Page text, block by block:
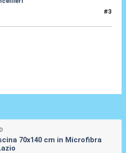
#3
70x140 cm in Microfibra